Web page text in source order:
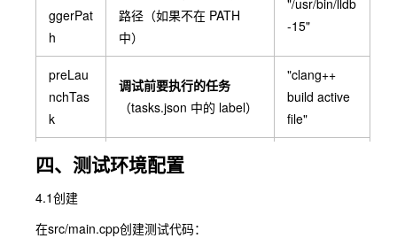
ggerPat
h
路径（如果不在 PATH
中）
"/usr/bin/lldb
-15"
preLau
nchTas
k
调试前要执行的任务
（tasks.json 中的 label）
"clang++
build active
file"
setupC
omman
ds
发送给调试器的初始化命
四、测试环境配置
4.1创建
在src/main.cpp创建测试代码：